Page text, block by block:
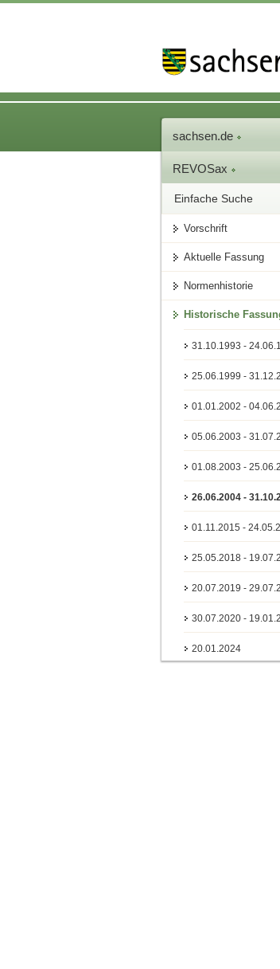
sachsen.de
REVOSax
Einfache Suche
Vorschrift
Aktuelle Fassung
Normenhistorie
Historische
31.10.1993 -
25.06.1999 -
01.01.2002 -
05.06.2003 -
01.08.2003 -
26.06.2004 -
01.11.2015 -
25.05.2018 -
20.07.2019 -
30.07.2020 -
20.01.2024